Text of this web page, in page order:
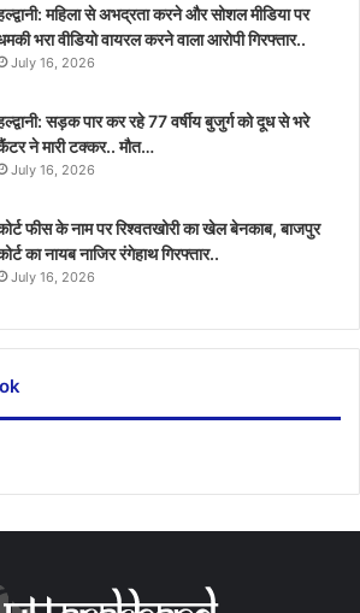
महिला से अभद्रता करने और सोशल मीडिया पर
भरा वीडियो वायरल करने वाला आरोपी गिरफ्तार..
July 16, 2026
सड़क पार कर रहे 77 वर्षीय बुजुर्ग को दूध से भरे
ने मारी टक्कर.. मौत…
July 16, 2026
फीस के नाम पर रिश्वतखोरी का खेल बेनकाब, बाजपुर
का नायब नाजिर रंगेहाथ गिरफ्तार..
July 16, 2026